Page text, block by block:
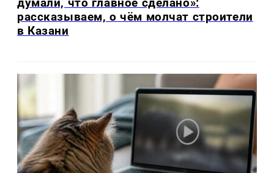
рассказываем, о чём молчат строители
в Казани